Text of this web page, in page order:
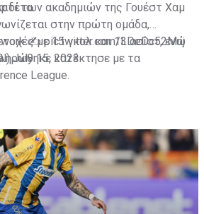
των ακαδημιών της Γουέστ Χαμ
στην πρώτη ομάδα,
με 15 γκολ και 13 ασίστ, ενώ
κατέκτησε με τα
League.
✍️pic.twitter.com/LDeDc52Mnj
July 15, 2023